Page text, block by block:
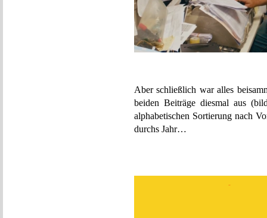
Aber schließlich war alles
beiden Beiträge diesmal aus
alphabetischen Sortierung nach
durchs Jahr…